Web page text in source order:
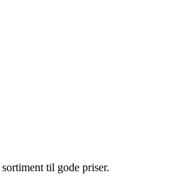
til gode priser.